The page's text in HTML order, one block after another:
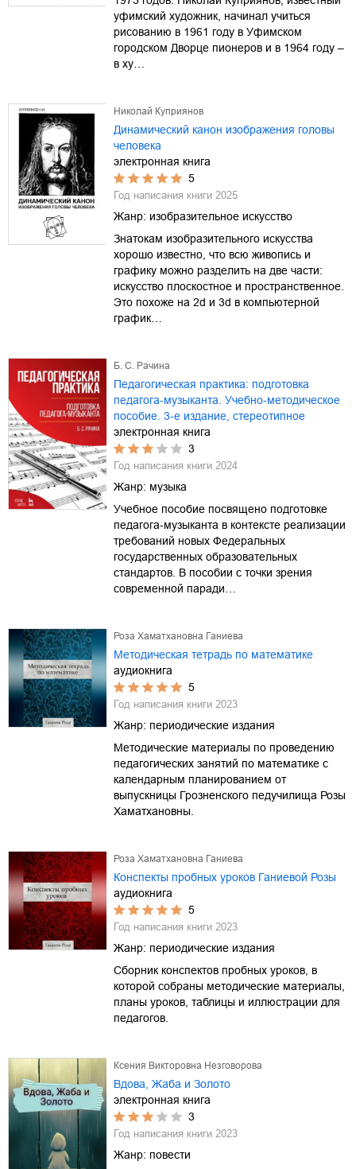
уфимский художник, начинал учиться
рисованию в 1961 году в Уфимском
городском Дворце пионеров и в 1964 году –
в ху…
Николай Куприянов
Динамический канон изображения головы
человека
электронная книга
5
Год написания книги 2025
Жанр: изобразительное искусство
Знатокам изобразительного искусства
хорошо известно, что всю живопись и
графику можно разделить на две части:
искусство плоскостное и пространственное.
Это похоже на 2d и 3d в компьютерной
график…
Б. С. Рачина
Педагогическая практика: подготовка
педагога-музыканта. Учебно-методическое
пособие. 3-е издание, стереотипное
электронная книга
3
Год написания книги 2024
Жанр: музыка
Учебное пособие посвящено подготовке
педагога-музыканта в контексте реализации
требований новых Федеральных
государственных образовательных
стандартов. В пособии с точки зрения
современной паради…
Роза Хаматхановна Ганиева
Методическая тетрадь по математике
аудиокнига
5
Год написания книги 2023
Жанр: периодические издания
Методические материалы по проведению
педагогических занятий по математике с
календарным планированием от
выпускницы Грозненского педучилища Розы
Хаматхановны.
Роза Хаматхановна Ганиева
Конспекты пробных уроков Ганиевой Розы
аудиокнига
5
Год написания книги 2023
Жанр: периодические издания
Сборник конспектов пробных уроков, в
которой собраны методические материалы,
планы уроков, таблицы и иллюстрации для
педагогов.
Ксения Викторовна Незговорова
Вдова, Жаба и Золото
электронная книга
3
Год написания книги 2023
Жанр: повести